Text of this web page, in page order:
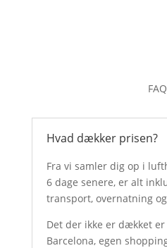
FAQ
Hvad dækker prisen?
Fra vi samler dig op i
6 dage senere, er alt
transport, overnatning
Det der ikke er dækket
Barcelona, egen